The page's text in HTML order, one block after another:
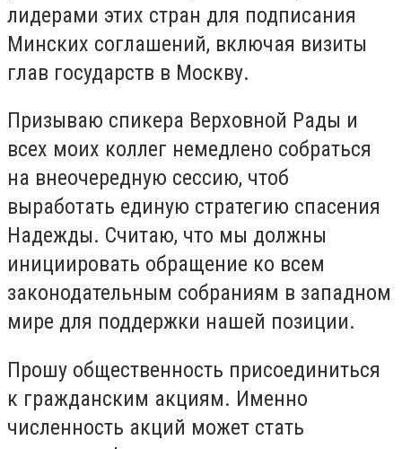
лидерами этих стран для подписания
Минских соглашений, включая визиты
глав государств в Москву.
Призываю спикера Верховной Рады и
всех моих коллег немедлено собраться
на внеочередную сессию, чтоб
выработать единую стратегию спасения
Надежды. Считаю, что мы должны
инициировать обращение ко всем
законодательным собраниям в западном
мире для поддержки нашей позиции.
Прошу общественность присоединиться
к гражданским акциям. Именно
численность акций может стать